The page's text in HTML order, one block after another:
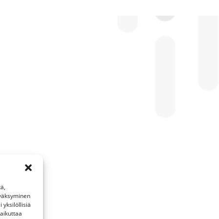
yksilöllisiä